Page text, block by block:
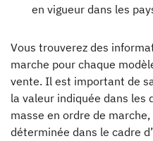
en vigueur dans les
Vous trouverez des
marche pour chaque
vente. Il est important de
la valeur indiquée dans les
masse en ordre de
déterminée dans le cadre